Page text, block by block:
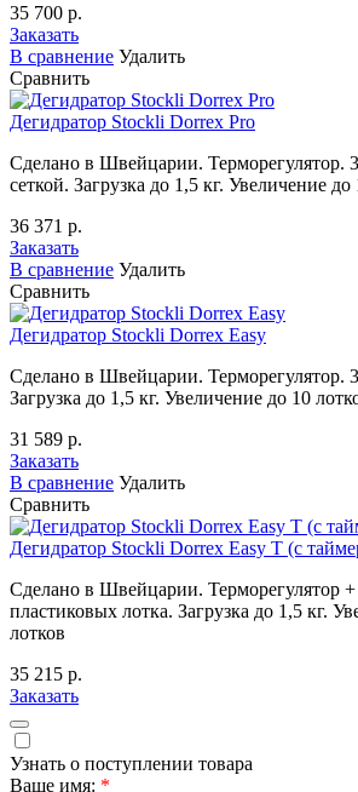
35 700 р.
Заказать
В сравнение Удалить
Сравнить
Дегидратор Stockli Dorrex Pro
Сделано в Швейцарии. Терморегулятор. 3
сеткой. Загрузка до 1,5 кг. Увеличение до
36 371 р.
Заказать
В сравнение Удалить
Сравнить
Дегидратор Stockli Dorrex Easy
Сделано в Швейцарии. Терморегулятор.
Загрузка до 1,5 кг. Увеличение до 10
31 589 р.
Заказать
В сравнение Удалить
Сравнить
Дегидратор Stockli Dorrex Easy T (с
Сделано в Швейцарии. Терморегулятор
пластиковых лотка. Загрузка до 1,5 кг.
лотков
35 215 р.
Заказать
Узнать о поступлении товара
Ваше имя: